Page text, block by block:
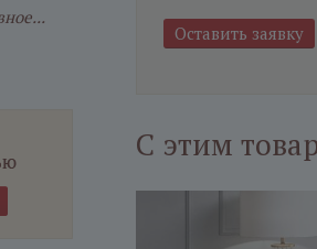
С этим